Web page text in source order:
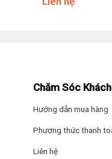
hoạt động tích hợp sẵn
thông số kỹ thuật).
Chăm Sóc
Hướng dẫn mua hàng
Phương thức thanh
Liên hệ